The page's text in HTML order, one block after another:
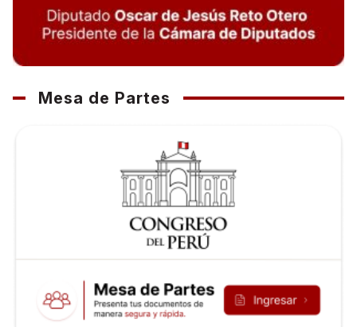
Mesa de Partes